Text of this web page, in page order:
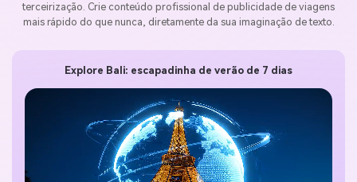
terceirização. Crie conteúdo profissional de publicidade de viagens
mais rápido do que nunca, diretamente da sua imaginação de texto.
Explore Bali: escapadinha de verão de 7 dias